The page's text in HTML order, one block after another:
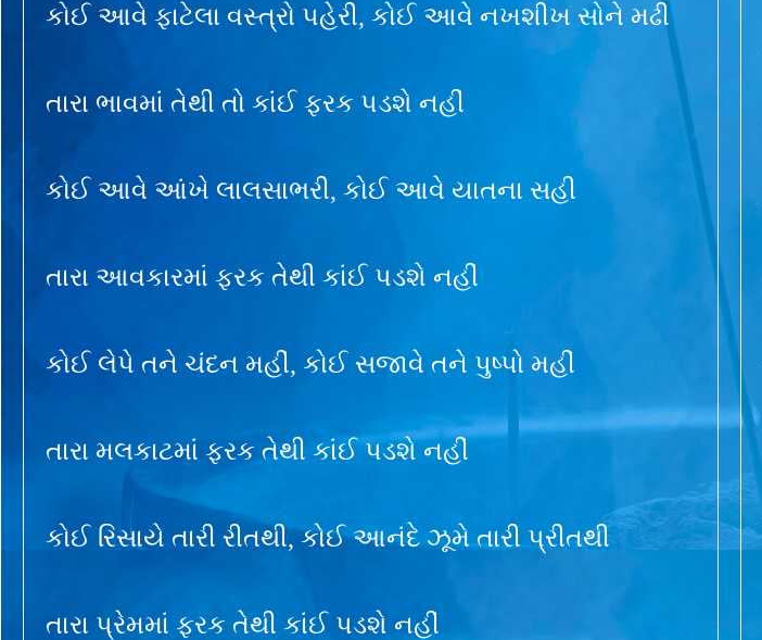
કોઈ આવે ફાટેલા વસ્ત્રો પહેરી, કોઈ આવે નખશીખ સોને મઢી
તારા ભાવમાં તેથી તો કાંઈ ફરક પડશે નહીં
કોઈ આવે આંખે લાલસાભરી, કોઈ આવે યાતના સહી
તારા આવકારમાં ફરક તેથી કાંઈ પડશે નહીં
કોઈ લેપે તને ચંદન મહીં, કોઈ સજાવે તને પુષ્પો મહીં
તારા મલકાટમાં ફરક તેથી કાંઈ પડશે નહીં
કોઈ રિસાયે તારી રીતથી, કોઈ આનંદે ઝૂમે તારી પ્રીતથી
તારા પ્રેમમાં ફરક તેથી કાંઈ પડશે નહીં